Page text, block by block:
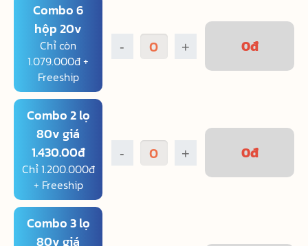
Combo 6
hộp 20v
Chỉ còn
1.079.000đ +
Freeship
- + 0đ
Combo 2 lọ
80v giá
1.430.00đ
Chỉ 1.200.000đ
+ Freeship
- + 0đ
Combo 3 lọ
80v giá